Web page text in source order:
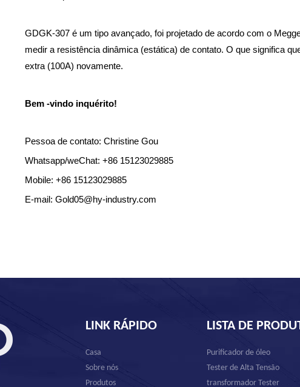
GDGK-307 é um tipo avançado, foi projetado de acordo com o
medir a resistência dinâmica (estática) de contato. O que significa
extra (100A) novamente.
Bem -vindo inquérito!
Pessoa de contato: Christine Gou
Whatsapp/weChat: +86 15123029885
Mobile: +86 15123029885
E-mail: Gold05@hy-industry.com
LINK RÁPIDO
Casa
Sobre nós
Produtos
LISTA DE
Purificador de óleo
Tester de Alta Tensão
transformador Tester